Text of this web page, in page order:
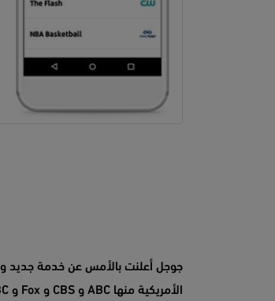
الأمريكية منها ABC و CBS و Fox و NBC و ESPN و CW والعديد من الشبكات والمحطات الآخرى.